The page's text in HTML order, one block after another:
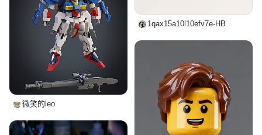
1qax15a10l10efv7e-HB
微笑的leo